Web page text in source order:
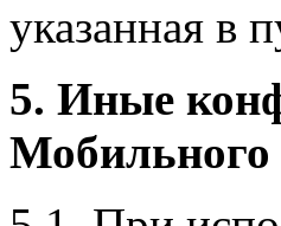
указанная в
5. Иные